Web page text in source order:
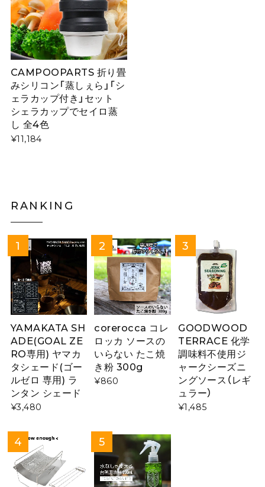
CAMPOOPARTS 折り畳
みシリコン「蒸しぇら」「シ
ェラカップ付き」セット
シェラカップでセイロ蒸
し 全4色
¥11,184
RANKING
YAMAKATA SH
ADE(GOAL ZE
RO専用) ヤマカ
タシェード(ゴー
ルゼロ 専用) ラ
ンタン シェード
¥3,480
corerocca コレ
ロッカ ソースの
いらない たこ焼
き粉 300g
¥860
GOODWOOD
TERRACE 化学
調味料不使用ジ
ャークシーズニ
ングソース（レギ
ュラー）
¥1,485